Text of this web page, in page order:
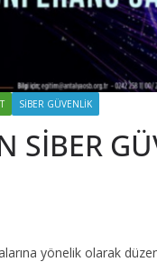
SIBER GÜVENLIK
SİBER
yönelik olarak